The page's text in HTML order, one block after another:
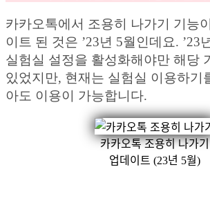
카카오톡에서 조용히 나가기 기능
이트 된 것은 ’23년 5월인데요. ’23
실험실 설정을 활성화해야만 해당
있었지만, 현재는 실험실 이용하기
아도 이용이 가능합니다.
카카오톡 조용히 나가기
업데이트 (23년 5월)